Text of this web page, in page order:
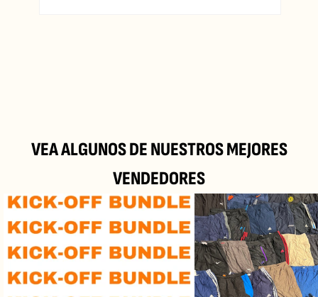
VEA ALGUNOS DE NUESTROS MEJORES
VENDEDORES
Paquete
de
lanzamiento
Pantalones
deportivos
de
marca